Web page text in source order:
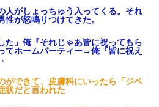
ラ付けろ！」女社員「え、事前連
ら付けろ！」→
異臭に困ってる、今もすっごく臭
わないよ」→ その後。警察『絶対に
人がしょっちゅう入ってくる。それ
が怒鳴りつけてきた。
た」俺『それじゃあ皆に祝ってもら
てホームパーティー→俺『皆に祝え
ができて、皮膚科にいったら「ジベ
状だと言われた